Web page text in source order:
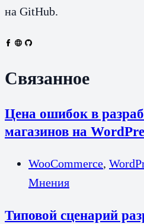
на GitHub.
Связанное
Цена ошибок в
магазинов на
WooCommerce,
Мнения
Типовой сценарий